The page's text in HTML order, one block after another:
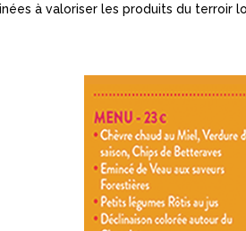
à valoriser les produits du terroir